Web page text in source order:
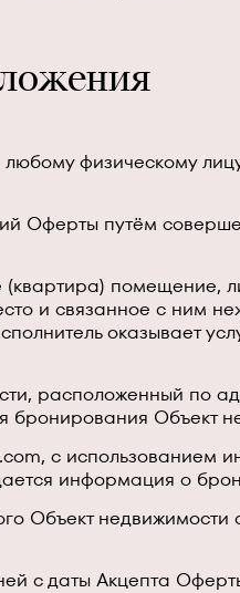
физическому
Оферты путём
помещение,
и связанное с ним
оказывает
расположенный по
бронирования Объект
с использованием
информация о
Объект
с даты Акцепта